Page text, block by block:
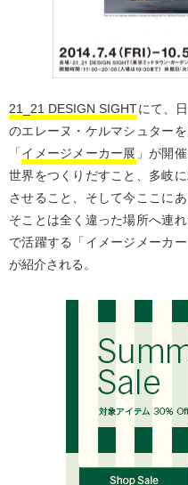
21_21 DESIGN SIGHTにて、
のエレーヌ・ケルマシュター
「イメージメーカー展 」が開
世界をつくりだすこと、多岐
させること、そして今ここに
そことは全く違った場所へ連
で活躍する「イメージメーカ
が紹介される。